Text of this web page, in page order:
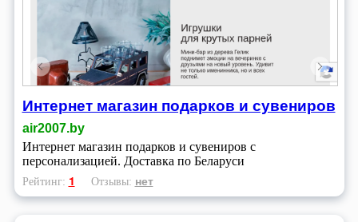
Интернет магазин подарков и сувениров
air2007.by
Интернет магазин подарков и сувениров с
персонализацией. Доставка по Беларуси
Рейтинг: 1 Отзывы: нет